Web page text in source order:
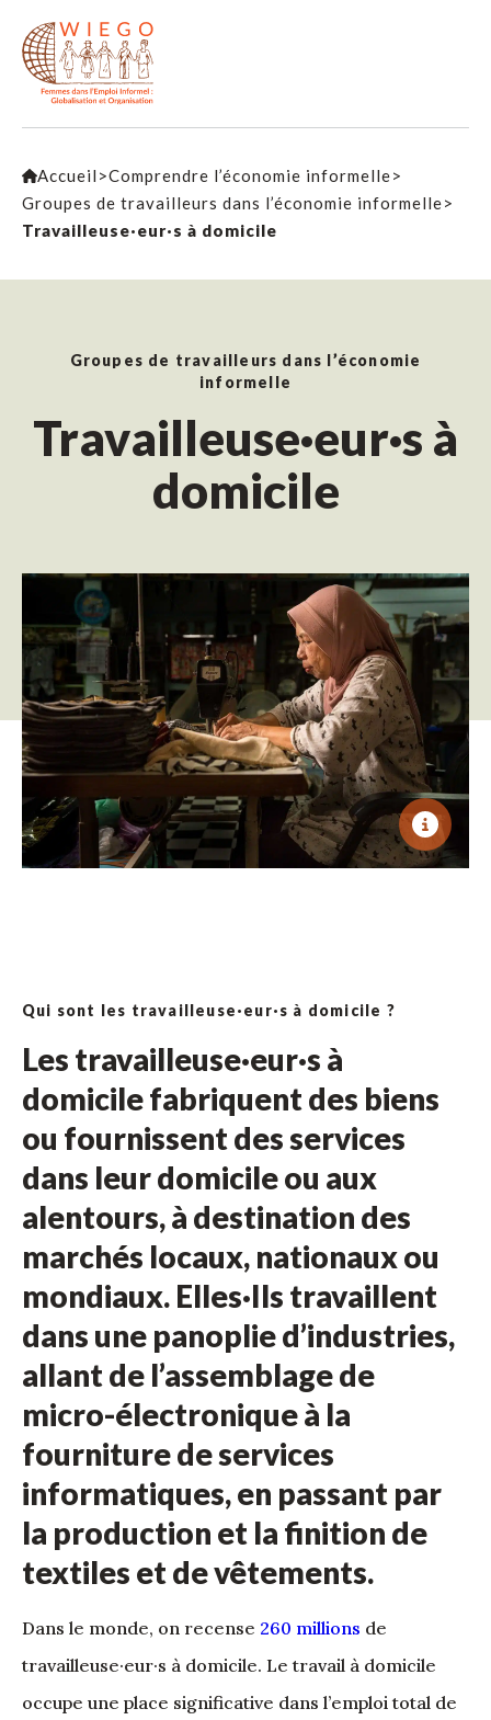
Accueil >Comprendre l’économie informelle>
Groupes de travailleurs dans l’économie informelle>
Travailleuse·eur·s à domicile
Groupes de travailleurs dans l’économie
informelle
Travailleuse·eur·s à
domicile
Qui sont les travailleuse·eur·s à domicile ?
Les travailleuse·eur·s à
domicile fabriquent des biens
ou fournissent des services
dans leur domicile ou aux
alentours, à destination des
marchés locaux, nationaux ou
mondiaux. Elles·Ils travaillent
dans une panoplie d’industries,
allant de l’assemblage de
micro-électronique à la
fourniture de services
informatiques, en passant par
la production et la finition de
textiles et de vêtements.
Dans le monde, on recense 260 millions de
travailleuse·eur·s à domicile. Le travail à domicile
occupe une place significative dans l’emploi total de